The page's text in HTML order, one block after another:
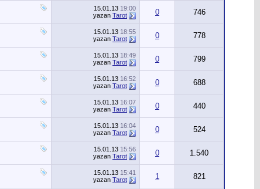
15.01.13 19:00
yazan Tarot 0 746
15.01.13 18:55
yazan Tarot 0 778
15.01.13 18:49
yazan Tarot 0 799
15.01.13 16:52
yazan Tarot 0 688
15.01.13 16:07
yazan Tarot 0 440
15.01.13 16:04
yazan Tarot 0 524
15.01.13 15:56
yazan Tarot 0 1.540
15.01.13 15:41
yazan Tarot 1 821